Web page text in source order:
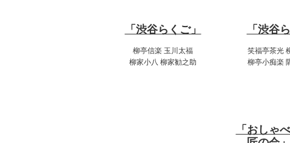
「渋谷らくご」
柳亭信楽 玉川太福
柳家小八 柳家勧之助
「渋谷
笑福亭茶光
柳亭小痴楽
「おしゃ